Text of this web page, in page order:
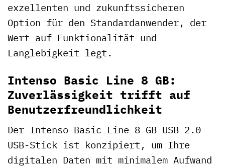
exzellenten und zukunftssicheren
Option für den Standardanwender, der
Wert auf Funktionalität und
Langlebigkeit legt.
Intenso Basic Line 8 GB:
Zuverlässigkeit trifft auf
Benutzerfreundlichkeit
Der Intenso Basic Line 8 GB USB 2.0
USB-Stick ist konzipiert, um Ihre
digitalen Daten mit minimalem Aufwand